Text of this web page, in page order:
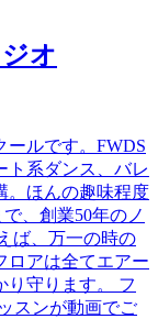
オ
ールです。FWDS
ト系ダンス、バレ
。ほんの趣味程度
、創業50年のノ
ば、万一の時の
ロアは全てエアー
り守ります。 フ
スンが動画でご